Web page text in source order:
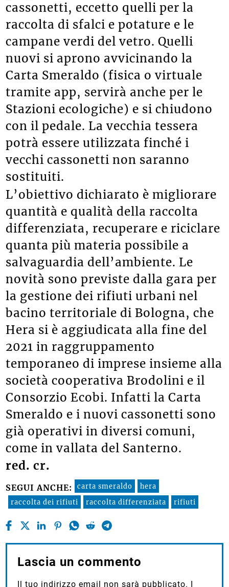
cassonetti, eccetto quelli per la
raccolta di sfalci e potature e le
campane verdi del vetro. Quelli
nuovi si aprono avvicinando la
Carta Smeraldo (fisica o virtuale
tramite app, servirà anche per le
Stazioni ecologiche) e si chiudono
con il pedale. La vecchia tessera
potrà essere utilizzata finché i
vecchi cassonetti non saranno
sostituiti.
L’obiettivo dichiarato è migliorare
quantità e qualità della raccolta
differenziata, recuperare e riciclare
quanta più materia possibile a
salvaguardia dell’ambiente. Le
novità sono previste dalla gara per
la gestione dei rifiuti urbani nel
bacino territoriale di Bologna, che
Hera si è aggiudicata alla fine del
2021 in raggruppamento
temporaneo di imprese insieme alla
società cooperativa Brodolini e il
Consorzio Ecobi. Infatti la Carta
Smeraldo e i nuovi cassonetti sono
già operativi in diversi comuni,
come in vallata del Santerno.
red. cr.
SEGUI ANCHE: carta smeraldo
hera
raccolta dei rifiuti
raccolta differenziata rifiuti
Lascia un commento
Il tuo indirizzo email non sarà pubblicato.